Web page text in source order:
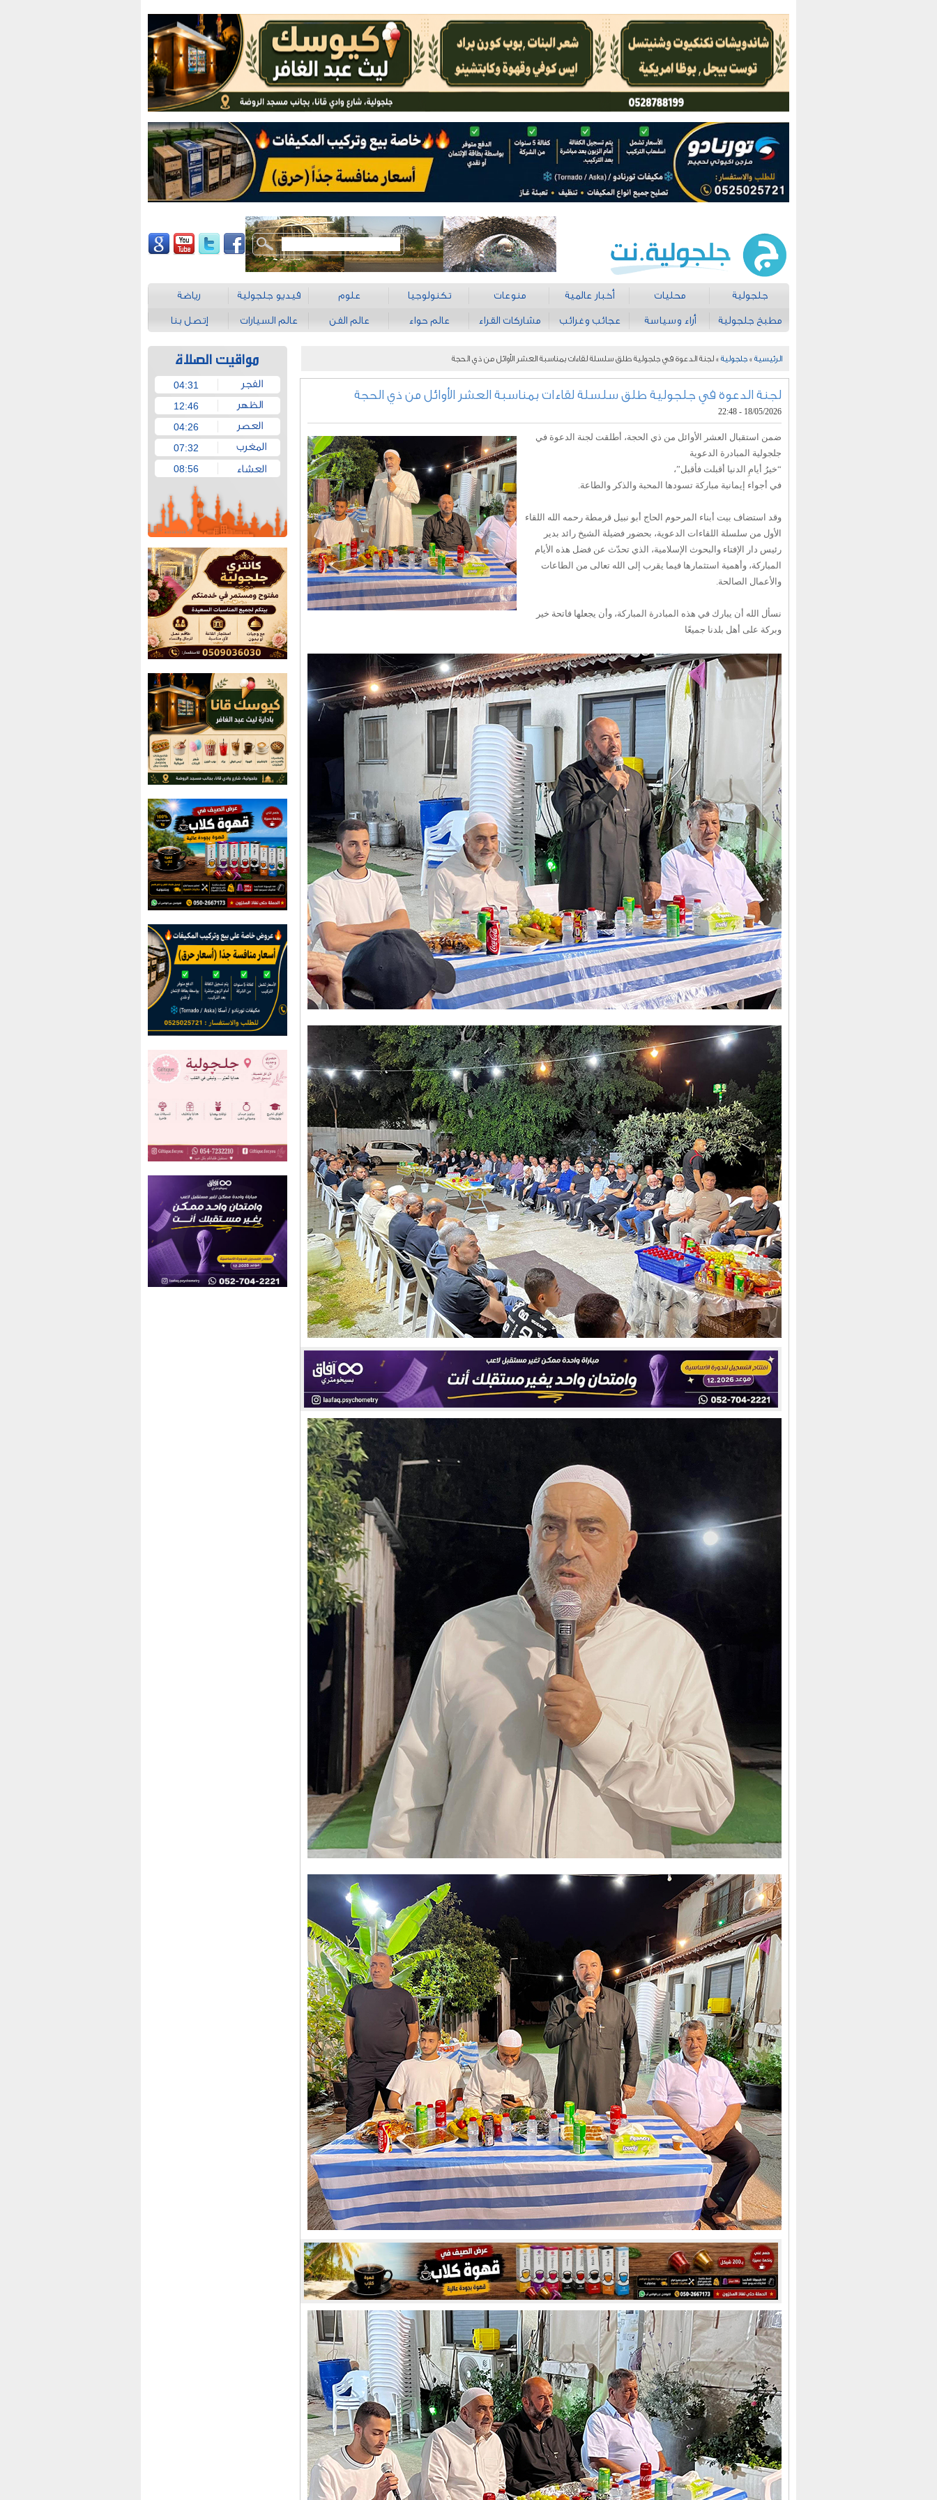
جلجولية محليات أخبار عالمية منوعات تكنولوجيا علوم فيديو جلجولية رياضة
مطبخ جلجولية أراء وسياسة عجائب وغرائب مشاركات القراء عالم حواء عالم الفن عالم السيارات إتصل بنا
الرئيسية » جلجولية » لجنة الدعوة في جلجولية طلق سلسلة لقاءات بمناسبة العشر الأوائل من ذي الحجة
لجنة الدعوة في جلجولية طلق سلسلة لقاءات بمناسبة العشر الأوائل من ذي الحجة
18/05/2026 - 22:48
ضمن استقبال العشر الأوائل من ذي الحجة، أطلقت لجنة الدعوة في
جلجولية المبادرة الدعوية
“خيرُ أيامِ الدنيا أقبلت فأقبل”،
في أجواء إيمانية مباركة تسودها المحبة والذكر والطاعة.
وقد استضاف بيت أبناء المرحوم الحاج أبو نبيل قرمطة رحمه الله اللقاء
الأول من سلسلة اللقاءات الدعوية، بحضور فضيلة الشيخ رائد بدير
رئيس دار الإفتاء والبحوث الإسلامية، الذي تحدّث عن فضل هذه الأيام
المباركة، وأهمية استثمارها فيما يقرب إلى الله تعالى من الطاعات
والأعمال الصالحة.
نسأل الله أن يبارك في هذه المبادرة المباركة، وأن يجعلها فاتحة خير
وبركة على أهل بلدنا جميعًا
04:31
12:46
04:26
07:32
08:56